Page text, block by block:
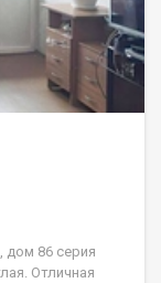
дом 86 серия
Отличная